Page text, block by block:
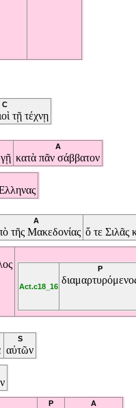
C
τῇ τέχνῃ
A
κατὰ πᾶν σάββατον
A
τῆς Μακεδονίας ὅ τε Σιλᾶς
Act.c18_16
P
S
αὐτῶν
P A